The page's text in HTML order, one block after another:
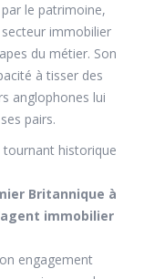
le patrimoine,
immobilier
du métier. Son
à tisser des
anglophones lui
pairs.
tournant historique
Britannique à
immobilier
engagement